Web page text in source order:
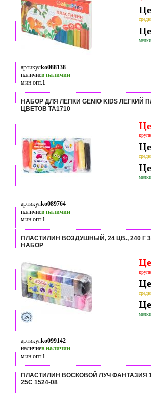
артикулko088138
наличиев наличии
мин опт.1
НАБОР ДЛЯ ЛЕПКИ GENIO KIDS ЛЕГКИЙ
ЦВЕТОВ TA1710
артикулko089764
наличиев наличии
мин опт.1
ПЛАСТИЛИН ВОЗДУШНЫЙ, 24 ЦВ., 240 Г
НАБОР
артикулko099142
наличиев наличии
мин опт.1
ПЛАСТИЛИН ВОСКОВОЙ ЛУЧ ФАНТАЗИЯ
25С 1524-08